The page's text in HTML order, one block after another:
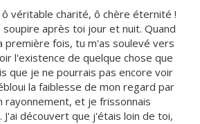
véritable charité, ô chère éternité !
soupire après toi jour et nuit. Quand
première fois, tu m'as soulevé vers
l'existence de quelque chose que
que je ne pourrais pas encore voir
la faiblesse de mon regard par
rayonnement, et je frissonnais
découvert que j'étais loin de toi,